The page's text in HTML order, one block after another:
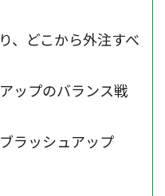
、どこから外注すべ
ップのバランス戦
ラッシュアップ